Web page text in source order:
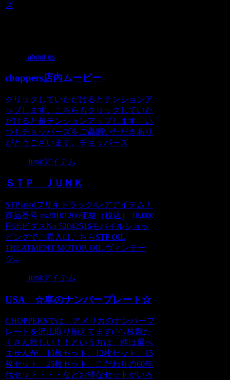
ズ
about us
choppers店内ムービー
クリックしていただけるとテンションア
ップします。こちらもクリックしていた
だけると超テンションアップします。い
つもチョッパーズをご贔屓いただきあり
がとうございます。チョッパーズ
Junkアイテム
ＳＴＰ ＪＵＮＫ
STP usedブリキトラック/レアアイテム！
商品番号 us20101266価格（税込） 18,000
円ホビダスNo 52042516モバイルショッ
ピングでご購入はこちらSTP OIL
TREATMENT MOTOR OIL ヴィンテー
ジ...
Junkアイテム
USA ☆車のナンバープレート☆
CHOPPERSでは、アメリカのナンバープ
レートを沢山取り揃えてます(^^♪枚数た
くさん欲しい！！という方は、柄は選べ
ませんが、10枚セット、12枚セット、15
枚セット、25枚セット、こだわりの60年
代セット・・・などお得なセットがいろ